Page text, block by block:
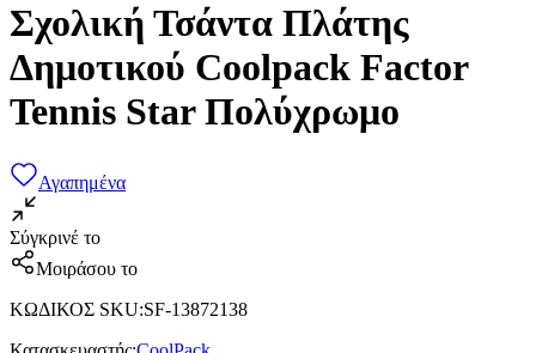
Σχολική Τσάντα Πλάτης
Δημοτικού Coolpack Factor
Tennis Star Πολύχρωμο
Αγαπημένα
Σύγκρινέ το
Μοιράσου το
ΚΩΔΙΚΟΣ SKU:SF-13872138